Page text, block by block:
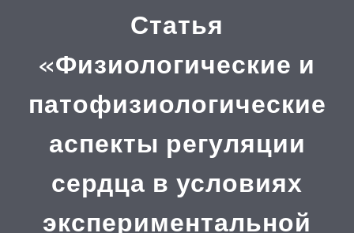
Статья
«Физиологические и
патофизиологические
аспекты регуляции
сердца в условиях
экспериментальной